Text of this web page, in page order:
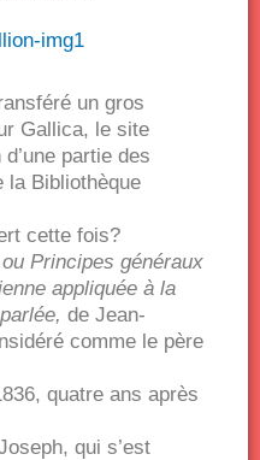
un gros
Gallica, le site
partie des
la Bibliothèque
cette fois?
ou Principes généraux
appliquée à la
de Jean-
comme le père
quatre ans après
qui s’est